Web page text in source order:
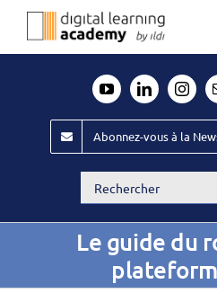
Passer
Évènements ILDI
Offres d’emploi
Abonnez-vous à la
Rechercher:
Le guide du